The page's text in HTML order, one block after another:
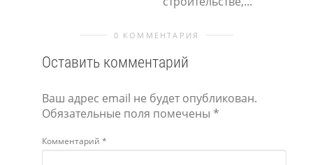
0 КОММЕНТАРИЯ
Оставить комментарий
Ваш адрес email не будет опубликован.
Обязательные поля помечены *
Комментарий *